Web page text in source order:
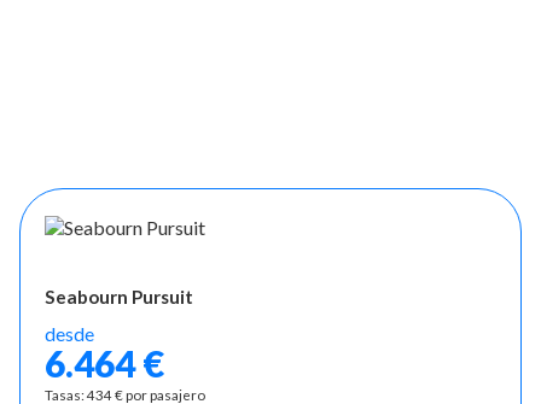
Seabourn Pursuit
desde
6.464 €
Tasas: 434 € por pasajero